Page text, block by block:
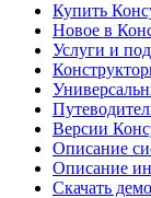
Купить
Новое в
Услуги и
Версии
Описание
Описание
Скачать